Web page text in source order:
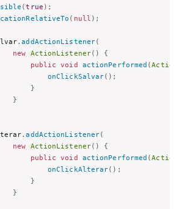
(true ) ;
( null ) ;
.addActionListener(
new ActionListener( )
{
public void actionPerformed (
onClickSalvar( ) ;
}
}
.addActionListener(
new ActionListener( )
{
public void actionPerformed (
onClickAlterar( ) ;
}
}